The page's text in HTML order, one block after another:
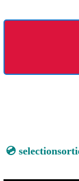
💿